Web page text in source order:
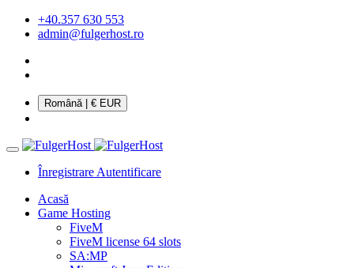
+40.357 630 553
admin@fulgerhost.ro
Română| € EUR
Înregistrare Autentificare
Acasă
Game Hosting
FiveM
FiveM license 64 slots
SA:MP